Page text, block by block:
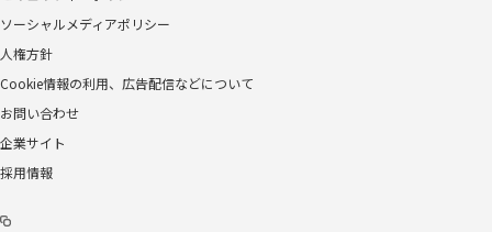
ソーシャルメディアポリシー
人権方針
Cookie情報の利用、広告配信などについて
お問い合わせ
企業サイト
採用情報